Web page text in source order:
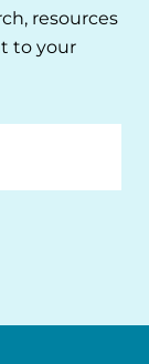
resources
to your